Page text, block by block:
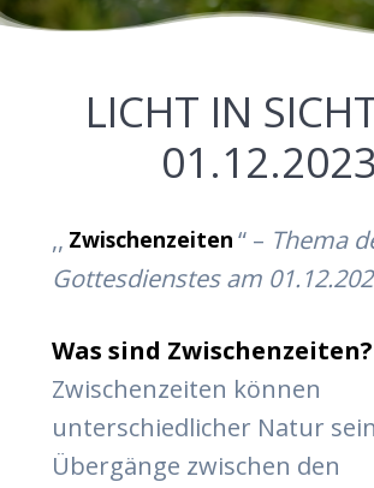
LICHT IN
01.12.2023
,, Zwischenzeiten “ – Thema
Gottesdienstes am
Was sind Zwischenzeiten?
Zwischenzeiten können
unterschiedlicher Natur
Übergänge zwischen den